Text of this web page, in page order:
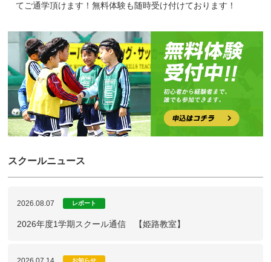
てご通学頂けます！無料体験も随時受け付けております！
スクールニュース
2026.08.07 レポート
2026年度1学期スクール通信 【姫路教室】